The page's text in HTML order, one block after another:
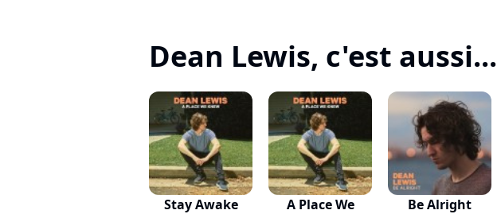
Dean Lewis, c'est aussi...
Stay Awake
A Place We
Be Alright